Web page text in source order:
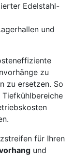
Edelstahl-
und
zu
zu ersetzen. So
Tiefkühlbereiche
für Ihren
und